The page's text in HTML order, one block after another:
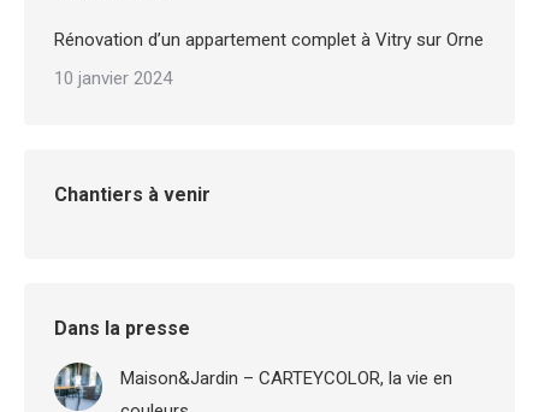
Rénovation d’un appartement complet à Vitry sur Orne
10 janvier 2024
Chantiers à venir
Dans la presse
Maison&Jardin – CARTEYCOLOR, la vie en